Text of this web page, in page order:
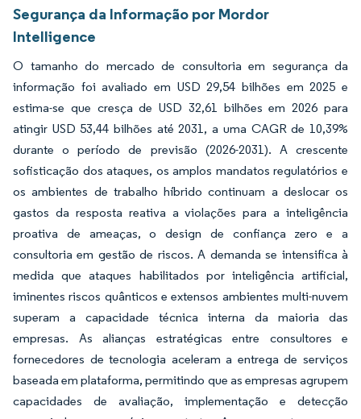
Segurança da Informação por Mordor
Intelligence
O tamanho do mercado de consultoria em segurança da
informação foi avaliado em USD 29,54 bilhões em 2025 e
estima-se que cresça de USD 32,61 bilhões em 2026 para
atingir USD 53,44 bilhões até 2031, a uma CAGR de 10,39%
durante o período de previsão (2026-2031). A crescente
sofisticação dos ataques, os amplos mandatos regulatórios e
os ambientes de trabalho híbrido continuam a deslocar os
gastos da resposta reativa a violações para a inteligência
proativa de ameaças, o design de confiança zero e a
consultoria em gestão de riscos. A demanda se intensifica à
medida que ataques habilitados por inteligência artificial,
iminentes riscos quânticos e extensos ambientes multi-nuvem
superam a capacidade técnica interna da maioria das
empresas. As alianças estratégicas entre consultores e
fornecedores de tecnologia aceleram a entrega de serviços
baseada em plataforma, permitindo que as empresas agrupem
capacidades de avaliação, implementação e detecção